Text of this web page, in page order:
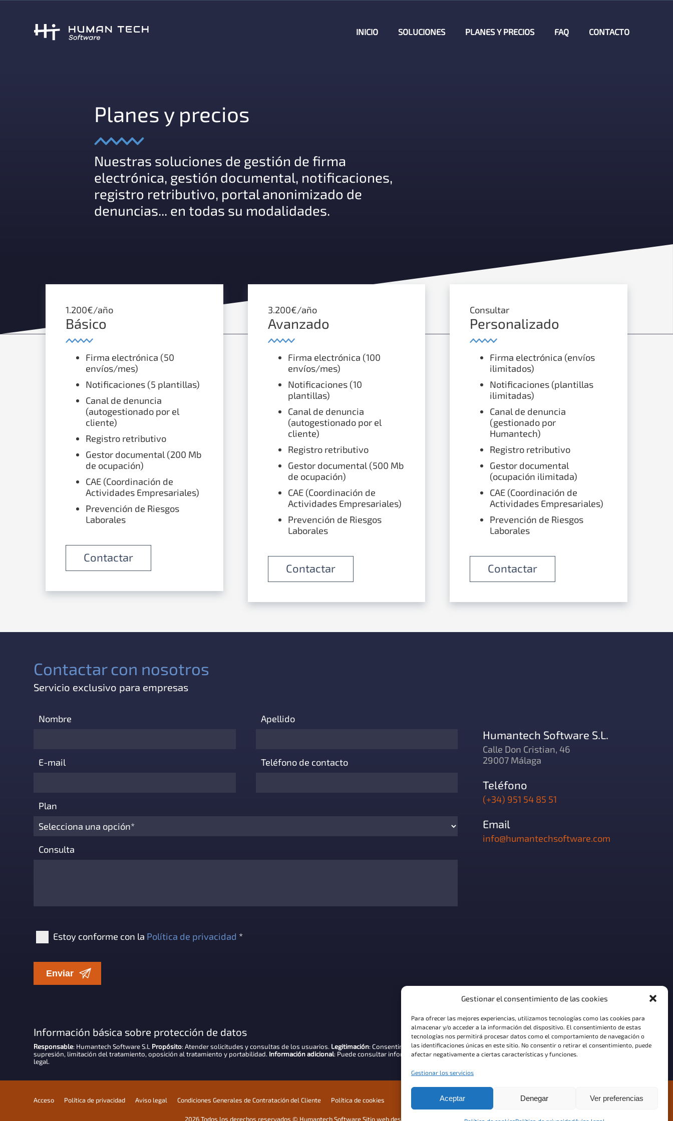
Gestionar el consentimiento de las cookies
Para ofrecer las mejores experiencias, utilizamos tecnologías como las cookies para
almacenar y/o acceder a la información del dispositivo. El consentimiento de estas
tecnologías nos permitirá procesar datos como el comportamiento de navegación o
las identificaciones únicas en este sitio. No consentir o retirar el consentimiento, puede
afectar negativamente a ciertas características y funciones.
Gestionar los servicios
Aceptar Denegar Ver preferencias
INICIO SOLUCIONES PLANES Y PRECIOS FAQ CONTACTO
Planes y precios
Nuestras soluciones de gestión de firma
electrónica, gestión documental, notificaciones,
registro retributivo, portal anonimizado de
denuncias... en todas su modalidades.
1.200€/año
Básico
Firma electrónica (50
envíos/mes)
Notificaciones (5 plantillas)
Canal de denuncia
(autogestionado por el
cliente)
Registro retributivo
Gestor documental (200 Mb
de ocupación)
CAE (Coordinación de
Actividades Empresariales)
Prevención de Riesgos
Laborales
Contactar
3.200€/año
Avanzado
Firma electrónica (100
envíos/mes)
Notificaciones (10
plantillas)
Canal de denuncia
(autogestionado por el
cliente)
Registro retributivo
Gestor documental (500 Mb
de ocupación)
CAE (Coordinación de
Actividades Empresariales)
Prevención de Riesgos
Laborales
Contactar
Consultar
Personalizado
Firma electrónica (envíos
ilimitados)
Notificaciones (plantillas
ilimitadas)
Canal de denuncia
(gestionado por
Humantech)
Registro retributivo
Gestor documental
(ocupación ilimitada)
CAE (Coordinación de
Actividades Empresariales)
Prevención de Riesgos
Laborales
Contactar
Contactar con nosotros
Servicio exclusivo para empresas
Nombre
E-mail
Apellido
Teléfono de contacto
Plan
Consulta
Estoy conforme con la Política de privacidad *
Humantech Software S.L.
Calle Don Cristian, 46
29007 Málaga
Teléfono
(+34) 951 54 85 51
Email
info@humantechsoftware.com
Información básica sobre protección de datos
Responsable: Humantech Software S.L Propósito: Atender solicitudes y consultas de los usuarios. Legitimación: Consentimiento.Dirección: No se cederán a terceros.Derechos: Acceso, rectificación o
supresión, limitación del tratamiento, oposición al tratamiento y portabilidad. Información adicional: Puede consultar información adicional y detallada sobre Protección de Datos en nuestro Aviso
legal.
Acceso Política de privacidad Aviso legal Condiciones Generales de Contratación del Cliente Política de cookies
2026 Todos los derechos reservados © Humantech Software Sitio web desarrollado por